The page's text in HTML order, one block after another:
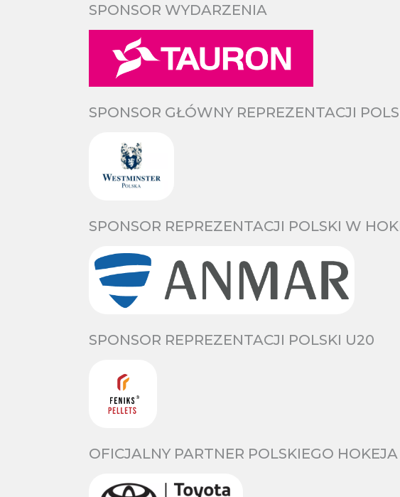
SPONSOR WYDARZENIA
SPONSOR GŁÓWNY REPREZENTACJI
SPONSOR REPREZENTACJI POLSKI W
SPONSOR REPREZENTACJI POLSKI U20
OFICJALNY PARTNER POLSKIEGO HOKEJA